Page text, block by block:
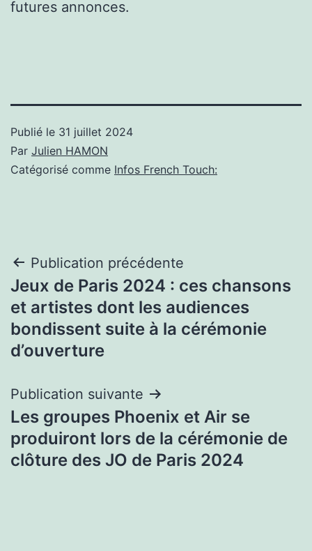
futures annonces.
Publié le 31 juillet 2024
Par Julien HAMON
Catégorisé comme Infos French Touch:
Navigation
de
l’article
Publication précédente
Jeux de Paris 2024 : ces chansons
et artistes dont les audiences
bondissent suite à la cérémonie
d’ouverture
Publication suivante
Les groupes Phoenix et Air se
produiront lors de la cérémonie de
clôture des JO de Paris 2024